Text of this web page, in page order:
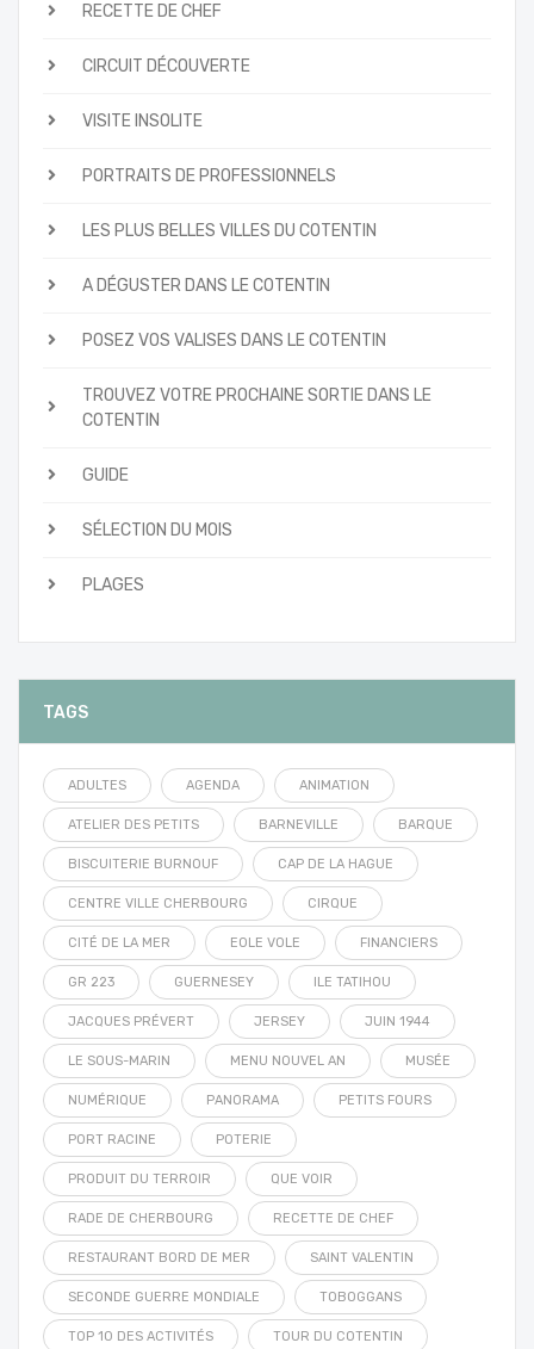
RECETTE DE CHEF
CIRCUIT DÉCOUVERTE
VISITE INSOLITE
PORTRAITS DE PROFESSIONNELS
LES PLUS BELLES VILLES DU COTENTIN
A DÉGUSTER DANS LE COTENTIN
POSEZ VOS VALISES DANS LE COTENTIN
TROUVEZ VOTRE PROCHAINE SORTIE DANS LE
COTENTIN
GUIDE
SÉLECTION DU MOIS
PLAGES
TAGS
ADULTES AGENDA ANIMATION
ATELIER DES PETITS BARNEVILLE BARQUE
BISCUITERIE BURNOUF CAP DE LA HAGUE
CENTRE VILLE CHERBOURG CIRQUE
CITÉ DE LA MER EOLE VOLE FINANCIERS
GR 223 GUERNESEY ILE TATIHOU
JACQUES PRÉVERT JERSEY JUIN 1944
LE SOUS-MARIN MENU NOUVEL AN MUSÉE
NUMÉRIQUE PANORAMA PETITS FOURS
PORT RACINE POTERIE
PRODUIT DU TERROIR QUE VOIR
RADE DE CHERBOURG RECETTE DE CHEF
RESTAURANT BORD DE MER SAINT VALENTIN
SECONDE GUERRE MONDIALE TOBOGGANS
TOP 10 DES ACTIVITÉS TOUR DU COTENTIN